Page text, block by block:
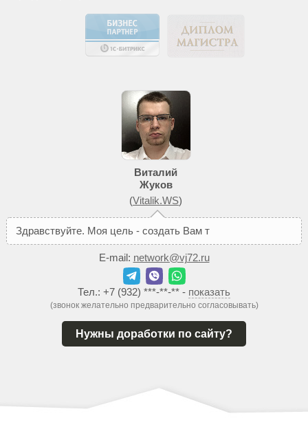
Виталий
Жуков
(Vitalik.WS)
Здравствуйте. Моя цель - создать Вам та
E-mail: network@vj72.ru
Тел.: +7 (932) ***-**-** - показать
(звонок желательно предварительно согласовывать)
Нужны доработки по сайту?